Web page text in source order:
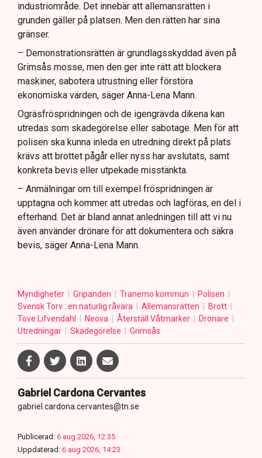
industriområde. Det innebär att allemansrätten i
grunden gäller på platsen. Men den rätten har sina
gränser.
– Demonstrationsrätten är grundlagsskyddad även på
Grimsås mosse, men den ger inte rätt att blockera
maskiner, sabotera utrustning eller förstöra
ekonomiska värden, säger Anna-Lena Mann.
Ogräsfröspridningen och de igengrävda dikena kan
utredas som skadegörelse eller sabotage. Men för att
polisen ska kunna inleda en utredning direkt på plats
krävs att brottet pågår eller nyss har avslutats, samt
konkreta bevis eller utpekade misstänkta.
– Anmälningar om till exempel fröspridningen är
upptagna och kommer att utredas och lagföras, en del i
efterhand. Det är bland annat anledningen till att vi nu
även använder drönare för att dokumentera och säkra
bevis, säger Anna-Lena Mann.
Myndigheter Gripanden Tranemo kommun
Polisen
Svensk Torv : en naturlig råvara
Allemansrätten
Brott
Tove Lifvendahl
Neova Återställ Våtmarker
Drönare
Utredningar
Skadegörelse Grimsås
Gabriel Cardona Cervantes
gabriel.cardona.cervantes@tn.se
Publicerad: 6 aug 2026, 12:35
Uppdaterad: 6 aug 2026, 14:23